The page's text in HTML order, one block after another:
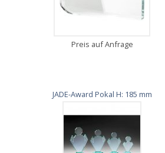
Preis auf Anfrage
JADE-Award Pokal H: 185 mm